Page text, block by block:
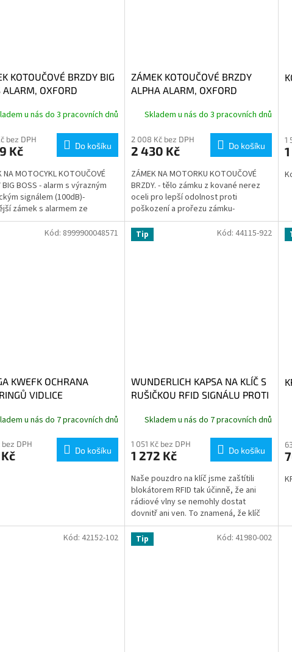
KOTOUČOVÉ BRZDY BIG
ALARM, OXFORD
u nás do 3 pracovních dnů
bez DPH
Kč Do košíku
NA MOTOCYKL KOTOUČOVÉ
BIG BOSS - alarm s výrazným
signálem (100dB)-
zámek s alarmem ze
Oxford- tělo zámku...
ZÁMEK KOTOUČOVÉ BRZDY
ALPHA ALARM, OXFORD
Skladem u nás do 3 pracovních dnů
2 008 Kč bez DPH
2 430 Kč Do košíku
ZÁMEK NA MOTORKU KOTOUČOVÉ
BRZDY. - tělo zámku z kované nerez
oceli pro lepší odolnost proti
poškození a prořezu zámku-
integrovaný alarm s polohovým
čidlem,...
1
KWEFK OCHRANA
VIDLICE
u nás do 7 pracovních dnů
bez DPH
Do košíku
Kód: 8999900048571 Tip
WUNDERLICH KAPSA NA KLÍČ S
RUŠIČKOU RFID SIGNÁLU PROTI
Skladem u nás do 7 pracovních dnů
1 051 Kč bez DPH
1 272 Kč Do košíku
Naše pouzdro na klíč jsme zaštítili
blokátorem RFID tak účinně, že ani
rádiové vlny se nemohly dostat
dovnitř ani ven. To znamená, že klíč
Keyless Go zůstává nenapadnutelný
Kód: 44115-922
Kód: 42152-102 Tip Kód: 41980-002